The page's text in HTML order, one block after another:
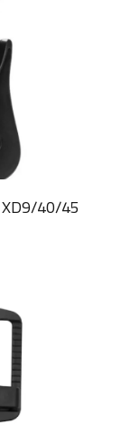
40/45